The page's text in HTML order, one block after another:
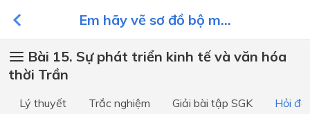
Em hãy vẽ sơ đồ bộ m...
Bài 15. Sự phát triển kinh tế và văn hóa
thời Trần
Lý thuyết Trắc nghiệm Giải bài tập SGK Hỏi